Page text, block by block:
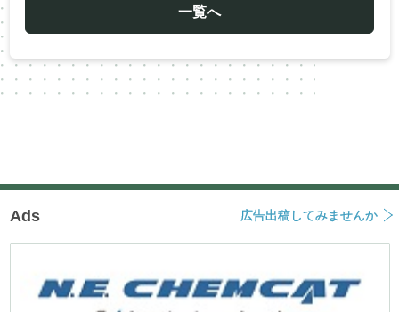
ー
シ
ョ
一覧へ
Ads 広告出稿してみませんか